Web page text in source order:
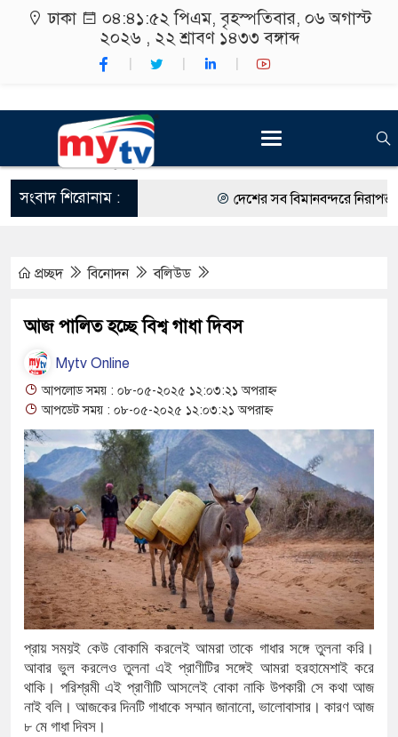
ঢাকা ০৪:৪১:৫৩ পিএম, বৃহস্পতিবার, ০৬ অগাস্ট
২০২৬ , ২২ শ্রাবণ ১৪৩৩ বঙ্গাব্দ
সংবাদ শিরোনাম : দেশের সব বিমানবন্দরে নিরাপত্তা
শিক্ষার্থীদের সাথে উৎসবমুখর
কর্মসূচীর শুভসূচনা।
রং ফর্সাকারী ৮ ব্র্যান্ডের ক্রিমে
থাকায় বিক্রিতে নিষেধাজ্ঞা
অত্যাচারের ছবি যেন আর তুলতে
আলাল
‘গুলশানের চামেলি’তে ভিন্ন রূপে
যৌনকর্মীর দালাল চরিত্রে
সারজিস-পাটোয়ারীসহ ১০ জনের
গুলশান থেকে সাবেক মন্ত্রী লতিফ
‘স্কুটি নাকি গোল্ড?’ ক্যাম্পেইনের
প্রচ্ছদ বিনোদন বলিউড
আজ পালিত হচ্ছে বিশ্ব গাধা দিবস
Mytv Online
আপলোড সময় : ০৮-০৫-২০২৫ ১২:০৩:২১ অপরাহ্ন
আপডেট সময় : ০৮-০৫-২০২৫ ১২:০৩:২১ অপরাহ্ন
প্রায় সময়ই কেউ বোকামি করলেই আমরা তাকে গাধার সঙ্গে তুলনা করি।
আবার ভুল করলেও তুলনা এই প্রাণীটির সঙ্গেই আমরা হরহামেশাই করে
থাকি। পরিশ্রমী এই প্রাণীটি আসলেই বোকা নাকি উপকারী সে কথা আজ
নাই বলি। আজকের দিনটি গাধাকে সম্মান জানানো, ভালোবাসার। কারণ আজ
৮ মে গাধা দিবস।